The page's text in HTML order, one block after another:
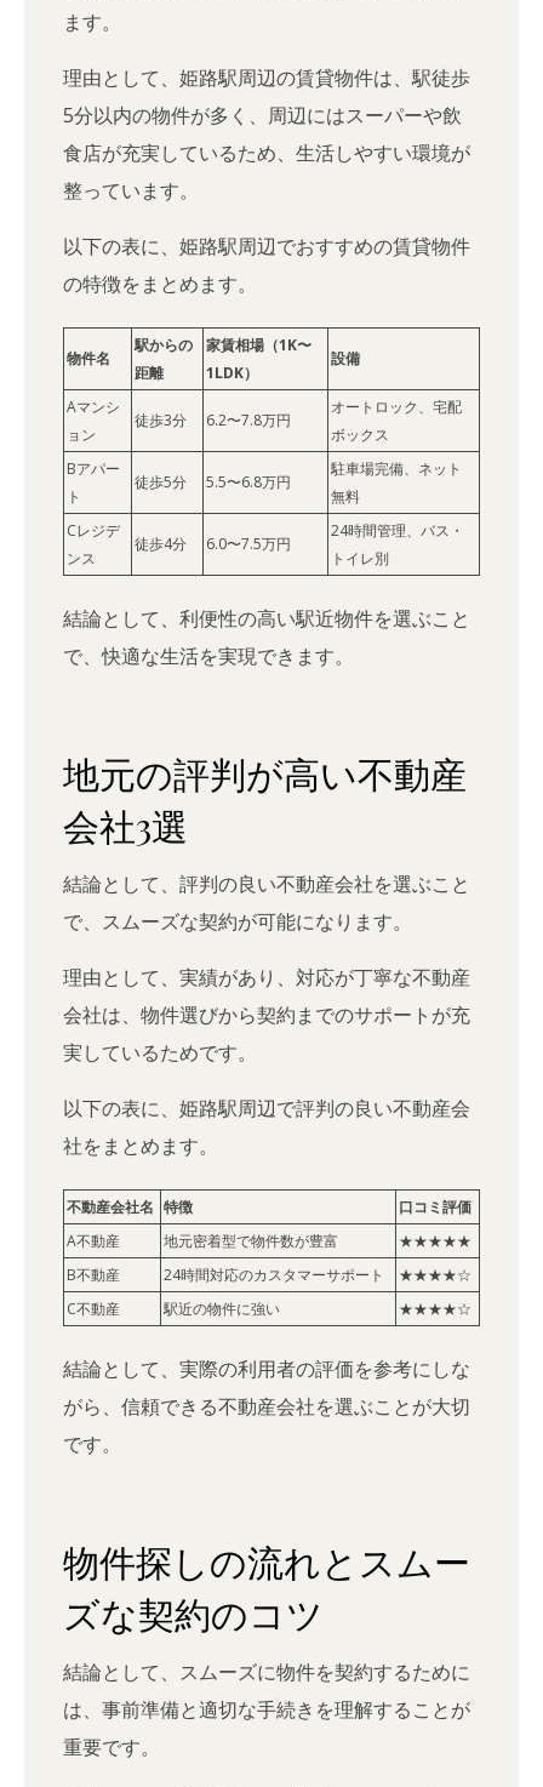
ます。
理由として、姫路駅周辺の賃貸物件は、駅徒歩
5分以内の物件が多く、周辺にはスーパーや飲
食店が充実しているため、生活しやすい環境が
整っています。
以下の表に、姫路駅周辺でおすすめの賃貸物件
の特徴をまとめます。
物件名
駅からの
距離
家賃相場（1K〜
1LDK）
設備
Aマンシ
ョン
徒歩3分 6.2〜7.8万円
オートロック、宅配
ボックス
Bアパー
ト
徒歩5分 5.5〜6.8万円
駐車場完備、ネット
無料
Cレジデ
ンス
徒歩4分 6.0〜7.5万円
24時間管理、バス・
トイレ別
結論として、利便性の高い駅近物件を選ぶこと
で、快適な生活を実現できます。
地元の評判が高い不動産
会社3選
結論として、評判の良い不動産会社を選ぶこと
で、スムーズな契約が可能になります。
理由として、実績があり、対応が丁寧な不動産
会社は、物件選びから契約までのサポートが充
実しているためです。
以下の表に、姫路駅周辺で評判の良い不動産会
社をまとめます。
不動産会社名 特徴
口コミ評価
A不動産
地元密着型で物件数が豊富
★★★★★
B不動産
24時間対応のカスタマーサポート
★★★★☆
C不動産
駅近の物件に強い ★★★★☆
結論として、実際の利用者の評価を参考にしな
がら、信頼できる不動産会社を選ぶことが大切
です。
物件探しの流れとスムー
ズな契約のコツ
結論として、スムーズに物件を契約するために
は、事前準備と適切な手続きを理解することが
重要です。